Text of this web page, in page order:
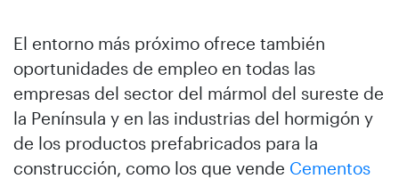
El entorno más próximo ofrece también
oportunidades de empleo en todas las
empresas del sector del mármol del sureste de
la Península y en las industrias del hormigón y
de los productos prefabricados para la
construcción, como los que vende Cementos